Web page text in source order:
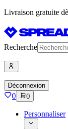
Livraison gratuite
Recherche
Déconnexion
0 0
Personnaliser